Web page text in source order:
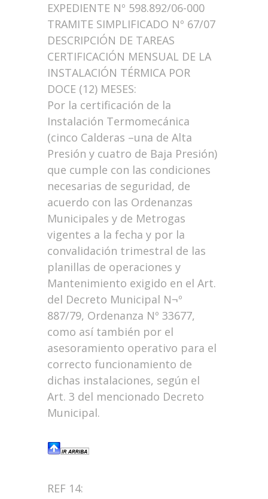
EXPEDIENTE Nº 598.892/06-000
TRAMITE SIMPLIFICADO Nº 67/07
DESCRIPCIÓN DE TAREAS
CERTIFICACIÓN MENSUAL DE LA
INSTALACIÓN TÉRMICA POR
DOCE (12) MESES:
Por la certificación de la
Instalación Termomecánica
(cinco Calderas –una de Alta
Presión y cuatro de Baja Presión)
que cumple con las condiciones
necesarias de seguridad, de
acuerdo con las Ordenanzas
Municipales y de Metrogas
vigentes a la fecha y por la
convalidación trimestral de las
planillas de operaciones y
Mantenimiento exigido en el Art.
del Decreto Municipal N¬º
887/79, Ordenanza Nº 33677,
como así también por el
asesoramiento operativo para el
correcto funcionamiento de
dichas instalaciones, según el
Art. 3 del mencionado Decreto
Municipal.
REF 14: